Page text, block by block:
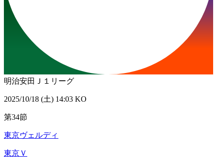
明治安田Ｊ１リーグ
2025/10/18 (土) 14:03 KO
第34節
東京ヴェルディ
東京Ｖ